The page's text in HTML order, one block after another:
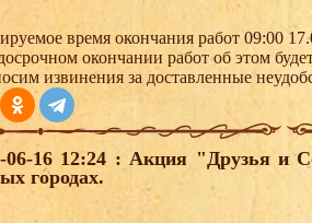
время окончания работ 09:00
окончании работ об этом
извинения за доставленные
06-16 12:24 : Акция "Друзья и
городах.